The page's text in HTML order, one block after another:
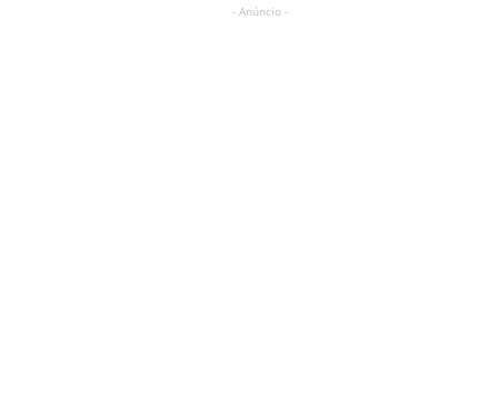
- Anúncio -